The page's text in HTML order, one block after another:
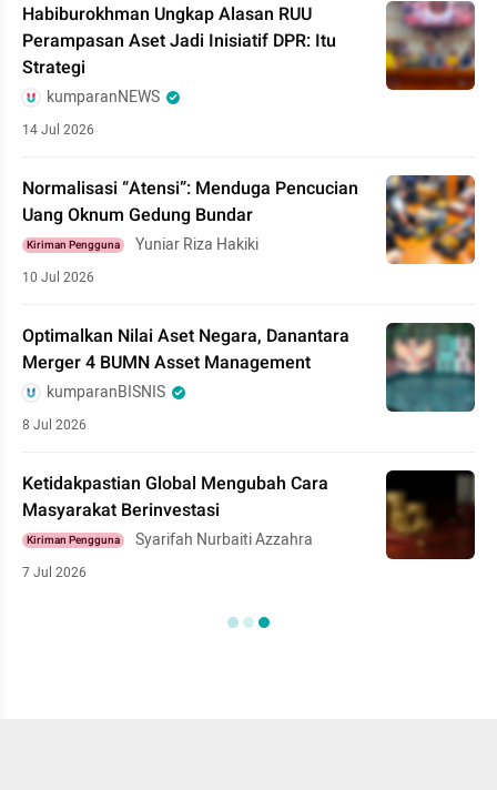
Habiburokhman Ungkap Alasan RUU
Perampasan Aset Jadi Inisiatif DPR: Itu
Strategi
kumparanNEWS
14 Jul 2026
Normalisasi “Atensi”: Menduga Pencucian
Uang Oknum Gedung Bundar
Kiriman Pengguna Yuniar Riza Hakiki
10 Jul 2026
Optimalkan Nilai Aset Negara, Danantara
Merger 4 BUMN Asset Management
kumparanBISNIS
8 Jul 2026
Ketidakpastian Global Mengubah Cara
Masyarakat Berinvestasi
Kiriman Pengguna Syarifah Nurbaiti Azzahra
7 Jul 2026